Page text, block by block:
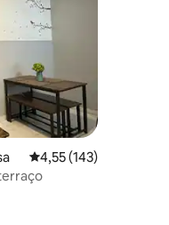
4,55 de uma avaliação
4,55 (143)